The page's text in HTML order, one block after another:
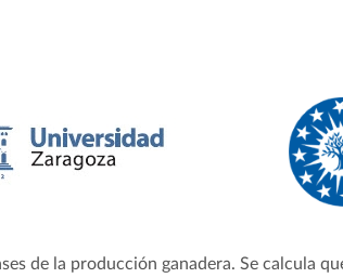
de la producción ganadera. Se calcula